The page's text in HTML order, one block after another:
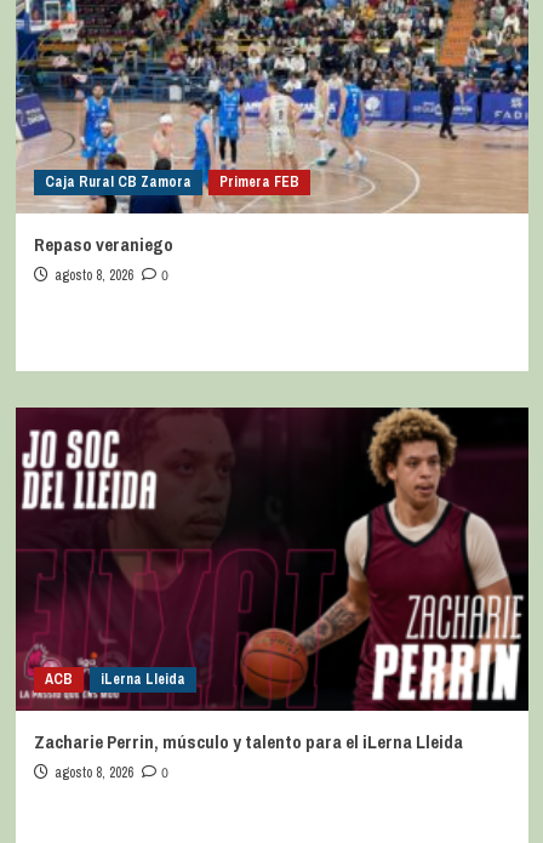
Caja Rural CB Zamora Primera FEB
Repaso veraniego
agosto 8, 2026 0
ACB iLerna Lleida
Zacharie Perrin, músculo y talento para el iLerna Lleida
agosto 8, 2026 0